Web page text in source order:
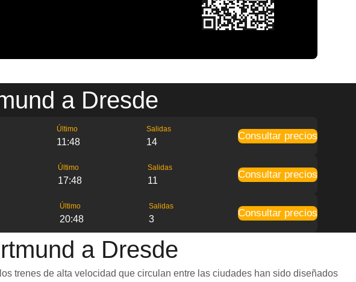
a Dresde
Último
11:48
Salidas
14
Consultar precios
Último
17:48
Salidas
11
Consultar precios
Último
20:48
Salidas
3
Consultar precios
a Dresde
trenes de alta velocidad que circulan entre las ciudades han sido diseñados